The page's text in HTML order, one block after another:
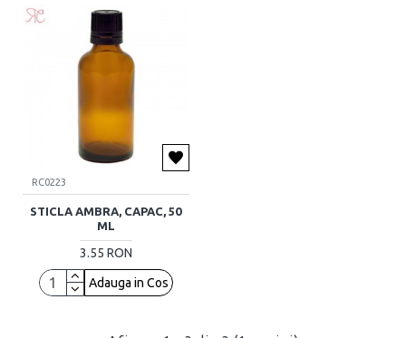
RC0223
STICLA AMBRA, CAPAC, 50
ML
3.55 RON
Adauga in Cos